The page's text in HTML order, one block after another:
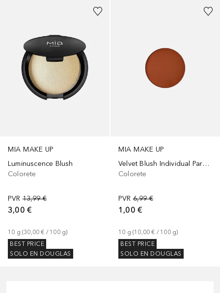
MIA MAKE UP
Luminuscence Blush
Colorete
PVR 13,99 €
3,00 €
10 g (30,00 € / 100 g)
BEST PRICE
SOLO EN DOUGLAS
MIA MAKE UP
Velvet Blush Individual Para Paleta
Colorete
PVR 6,99 €
1,00 €
10 g (10,00 € / 100 g)
BEST PRICE
SOLO EN DOUGLAS